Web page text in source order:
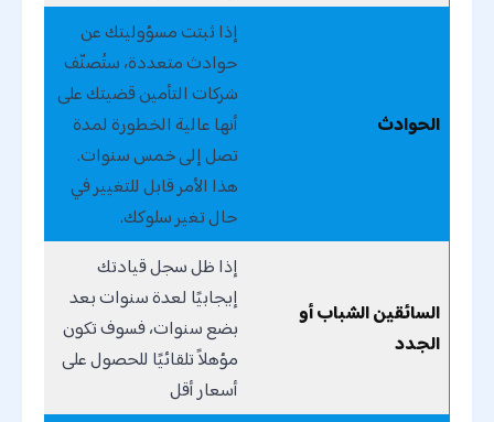
الحوادث
إذا ثبتت مسؤوليتك عن
حوادث متعددة، ستُصنّف
شركات التأمين قضيتك على
أنها عالية الخطورة لمدة
تصل إلى خمس سنوات.
هذا الأمر قابل للتغيير في
حال تغير سلوكك.
السائقين الشباب أو
الجدد
إذا ظل سجل قيادتك
إيجابيًا لعدة سنوات بعد
بضع سنوات، فسوف تكون
مؤهلاً تلقائيًا للحصول على
أسعار أقل